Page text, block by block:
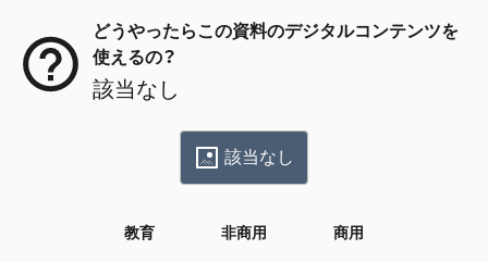
どうやったらこの資料のデジタルコンテンツを
使えるの？
該当なし
該当なし
教育 非商用 商用